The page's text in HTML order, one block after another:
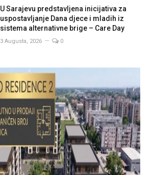
U Sarajevu predstavljena inicijativa za
uspostavljanje Dana djece i mladih iz
sistema alternativne brige – Care Day
3 Augusta, 2026 0